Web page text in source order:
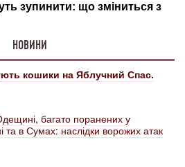
НОВИНИ
кошики на Яблучний Спас.
багато поранених у
та в Сумах: наслідки ворожих атак